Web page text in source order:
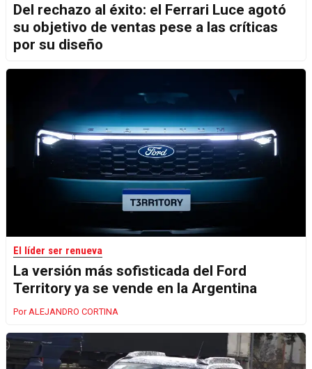
Del rechazo al éxito: el Ferrari Luce agotó
su objetivo de ventas pese a las críticas
por su diseño
El líder ser renueva
La versión más sofisticada del Ford
Territory ya se vende en la Argentina
ALEJANDRO CORTINA